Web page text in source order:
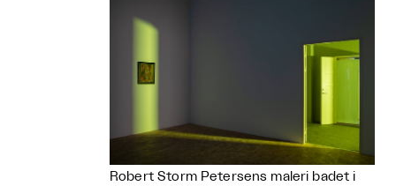
Robert Storm Petersens maleri badet i